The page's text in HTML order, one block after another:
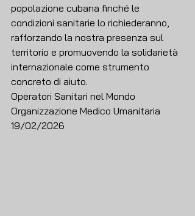
popolazione cubana finché le
condizioni sanitarie lo richiederanno,
rafforzando la nostra presenza sul
territorio e promuovendo la solidarietà
internazionale come strumento
concreto di aiuto.
Operatori Sanitari nel Mondo
Organizzazione Medico Umanitaria
19/02/2026